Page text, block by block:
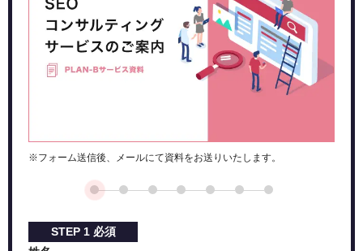
※フォーム送信後、メールにて資料をお送りいたします。
STEP 1 必須